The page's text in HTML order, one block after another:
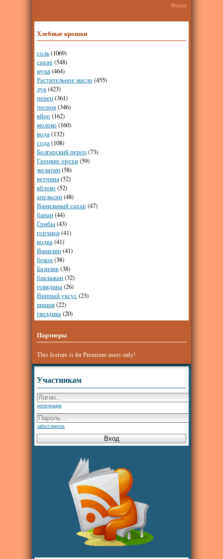
Фаина
Хлебные крошки
соль(1069)
сахар (548)
мука(464)
Растительное масло (455)
лук(423)
перец(361)
чеснок(346)
яйцо (162)
молоко (160)
вода(132)
сода(108)
Болгарский перец(73)
Грецкие орехи(59)
желатин(58)
ветчина(52)
яблоко (52)
апельсин(48)
Ванильный сахар (47)
банан(44)
Грибы(43)
горчица(41)
водка(41)
Ванилин(41)
бекон(38)
Базилик(38)
баклажан(32)
говядина(26)
Винный уксус(23)
вишня(22)
гвоздика(20)
Партнеры
This feature is for Premium users only!
Участникам
регистрация
забыл пароль